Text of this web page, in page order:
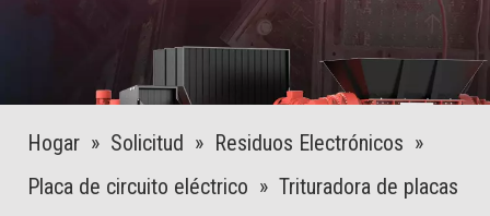
Hogar » Solicitud » Residuos Electrónicos »
Placa de circuito eléctrico » Trituradora de placas